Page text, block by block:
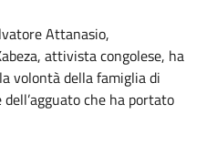
Attanasio,
attivista congolese, ha
volontà della famiglia di
che ha portato